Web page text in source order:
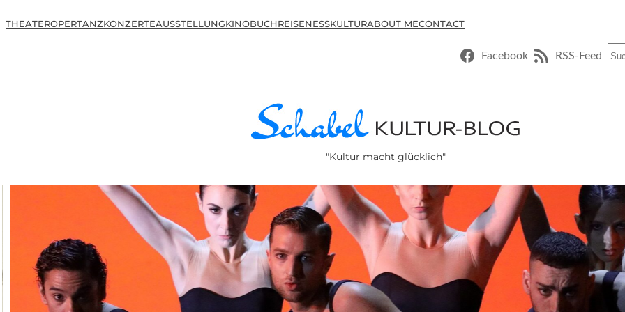
THEATEROPERTANZKONZERTEAUSSTELLUNGKINOBUCHREISENESSKULTURABOUT MECONTACT
Facebook RSS-Feed
"Kultur macht glücklich"